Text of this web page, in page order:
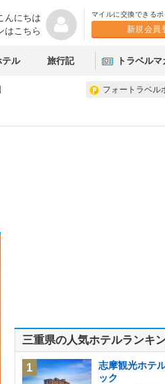
んにちは
はこちら
マイルに交換できる
新規会員
テル 旅行記 トラベル
フォートラベル
三重県の人気ホテルランキ
1
志摩観光ホテ
ック